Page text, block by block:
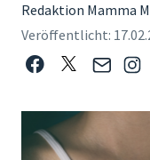
Redaktion Mamma
Veröffentlicht: